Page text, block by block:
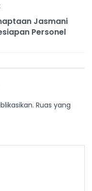
Jasmani
Personel
Ruas yang